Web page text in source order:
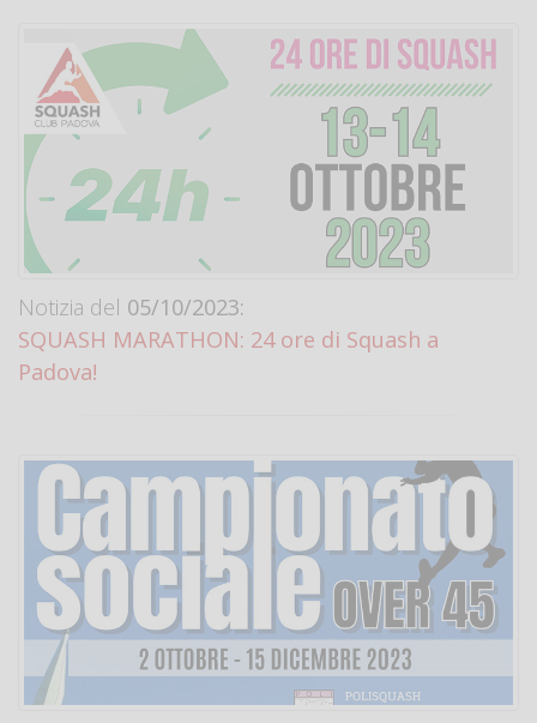
Notizia del 05/10/2023:
SQUASH MARATHON: 24 ore di Squash a
Padova!